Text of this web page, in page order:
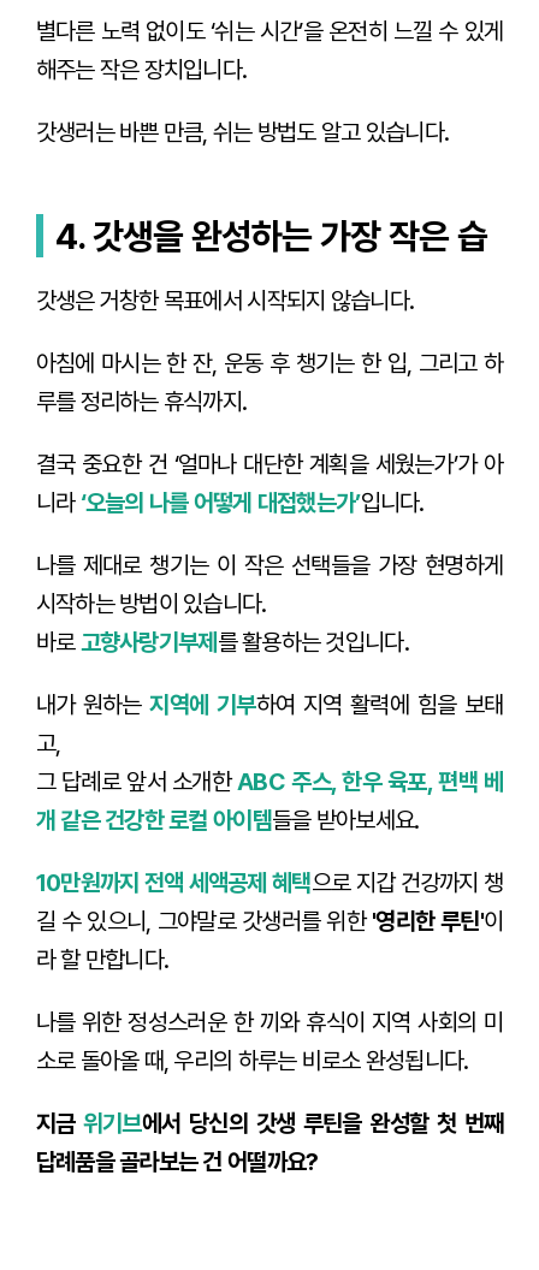
별다른 노력 없이도 ‘쉬는 시간’을 온전히 느낄 수 있게
해주는 작은 장치입니다.
갓생러는 바쁜 만큼, 쉬는 방법도 알고 있습니다.
4. 갓생을 완성하는 가장 작은 습
갓생은 거창한 목표에서 시작되지 않습니다.
아침에 마시는 한 잔, 운동 후 챙기는 한 입, 그리고 하
루를 정리하는 휴식까지.
결국 중요한 건 ‘얼마나 대단한 계획을 세웠는가’가 아
니라‘오늘의 나를 어떻게 대접했는가’입니다.
나를 제대로 챙기는 이 작은 선택들을 가장 현명하게
시작하는 방법이 있습니다.
바로고향사랑기부제 를 활용하는 것입니다.
내가 원하는지역에 기부하여 지역 활력에 힘을 보태
고,
그 답례로 앞서 소개한ABC 주스, 한우 육포, 편백 베
개 같은 건강한 로컬 아이템들을 받아보세요.
10만원까지 전액 세액공제 혜택으로 지갑 건강까지 챙
길 수 있으니, 그야말로 갓생러를 위한'영리한 루틴'이
라 할 만합니다.
나를 위한 정성스러운 한 끼와 휴식이 지역 사회의 미
소로 돌아올 때, 우리의 하루는 비로소 완성됩니다.
지금 위기브에서 당신의 갓생 루틴을 완성할 첫 번째
답례품을 골라보는 건 어떨까요?